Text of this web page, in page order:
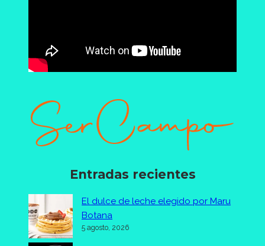
Entradas recientes
El dulce de leche elegido por Maru
Botana
5 agosto, 2026